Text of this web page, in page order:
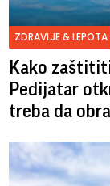
ZDRAVLJE & LEPOTA
Kako
Pedijatar
treba da